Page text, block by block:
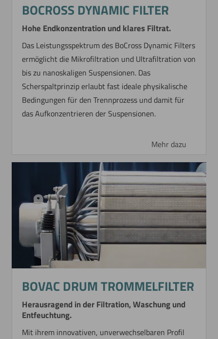
BOCROSS DYNAMIC FILTER
Hohe Endkonzentration und klares Filtrat.
Das Leistungsspektrum des BoCross Dynamic Filters
ermöglicht die Mikrofiltration und Ultrafiltration von
bis zu nanoskaligen Suspensionen. Das
Scherspaltprinzip erlaubt fast ideale physikalische
Bedingungen für den Trennprozess und damit für
das Aufkonzentrieren der Suspensionen.
Mehr dazu
BOVAC DRUM TROMMELFILTER
Herausragend in der Filtration, Waschung und
Entfeuchtung.
Mit ihrem innovativen, unverwechselbaren Profil